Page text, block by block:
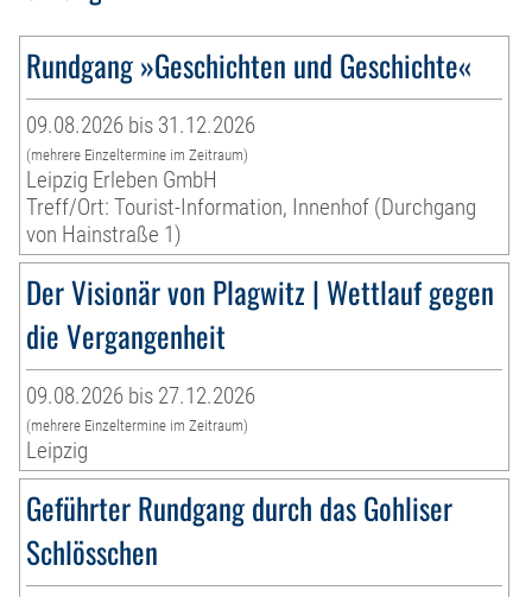
Rundgang »Geschichten und Geschichte«
09.08.2026 bis 31.12.2026
(mehrere Einzeltermine im Zeitraum)
Leipzig Erleben GmbH
Treff/Ort: Tourist-Information, Innenhof (Durchgang
von Hainstraße 1)
Der Visionär von Plagwitz | Wettlauf gegen
die Vergangenheit
09.08.2026 bis 27.12.2026
(mehrere Einzeltermine im Zeitraum)
Leipzig
Geführter Rundgang durch das Gohliser
Schlösschen